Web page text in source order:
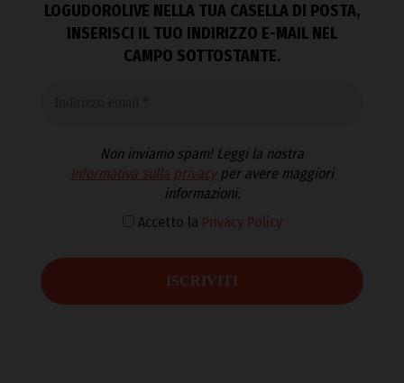
LOGUDOROLIVE NELLA TUA CASELLA DI POSTA,
INSERISCI IL TUO INDIRIZZO E-MAIL NEL
CAMPO SOTTOSTANTE.
Non inviamo spam! Leggi la nostra
Informativa sulla privacyper avere maggiori
informazioni.
Accetto la Privacy Policy